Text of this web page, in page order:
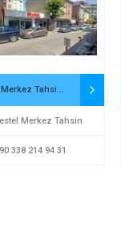
Vestel Merkez Tahsin Ünal Yetkili Satış Mağazası – Genç Karagözler
Merkez Tahsin
Satış Mağazası
338 214 94 31